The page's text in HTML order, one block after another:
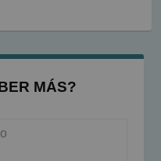
MÁS?